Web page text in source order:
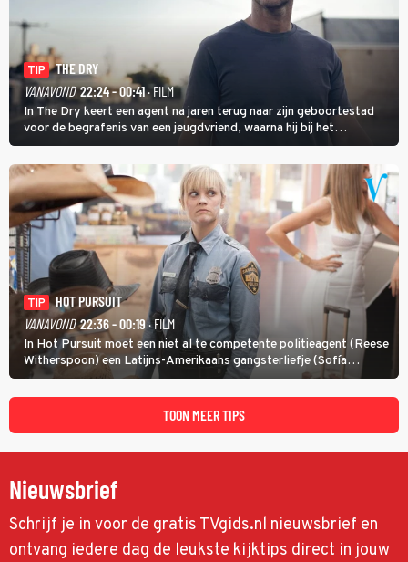
TIP
THE DRY
VANAVOND 22:24 - 00:41· FILM
In The Dry keert een agent na jaren terug naar zijn geboortestad
voor de begrafenis van een jeugdvriend, waarna hij bij het
onderzoeken van diens dood een verband begint te vermoeden
met een oude zaak.
TIP
HOT PURSUIT
VANAVOND 22:36 - 00:19· FILM
In Hot Pursuit moet een niet al te competente politieagent (Reese
Witherspoon) een Latijns-Amerikaans gangsterliefje (Sofía
Vergara) beschermen tegen corrupte agenten en moordlustige
maffiatypes.
TOON MEER TIPS
Nieuwsbrief
Schrijf je in voor de gratis TVgids.nl nieuwsbrief en
ontvang iedere dag de leukste kijktips direct in jouw